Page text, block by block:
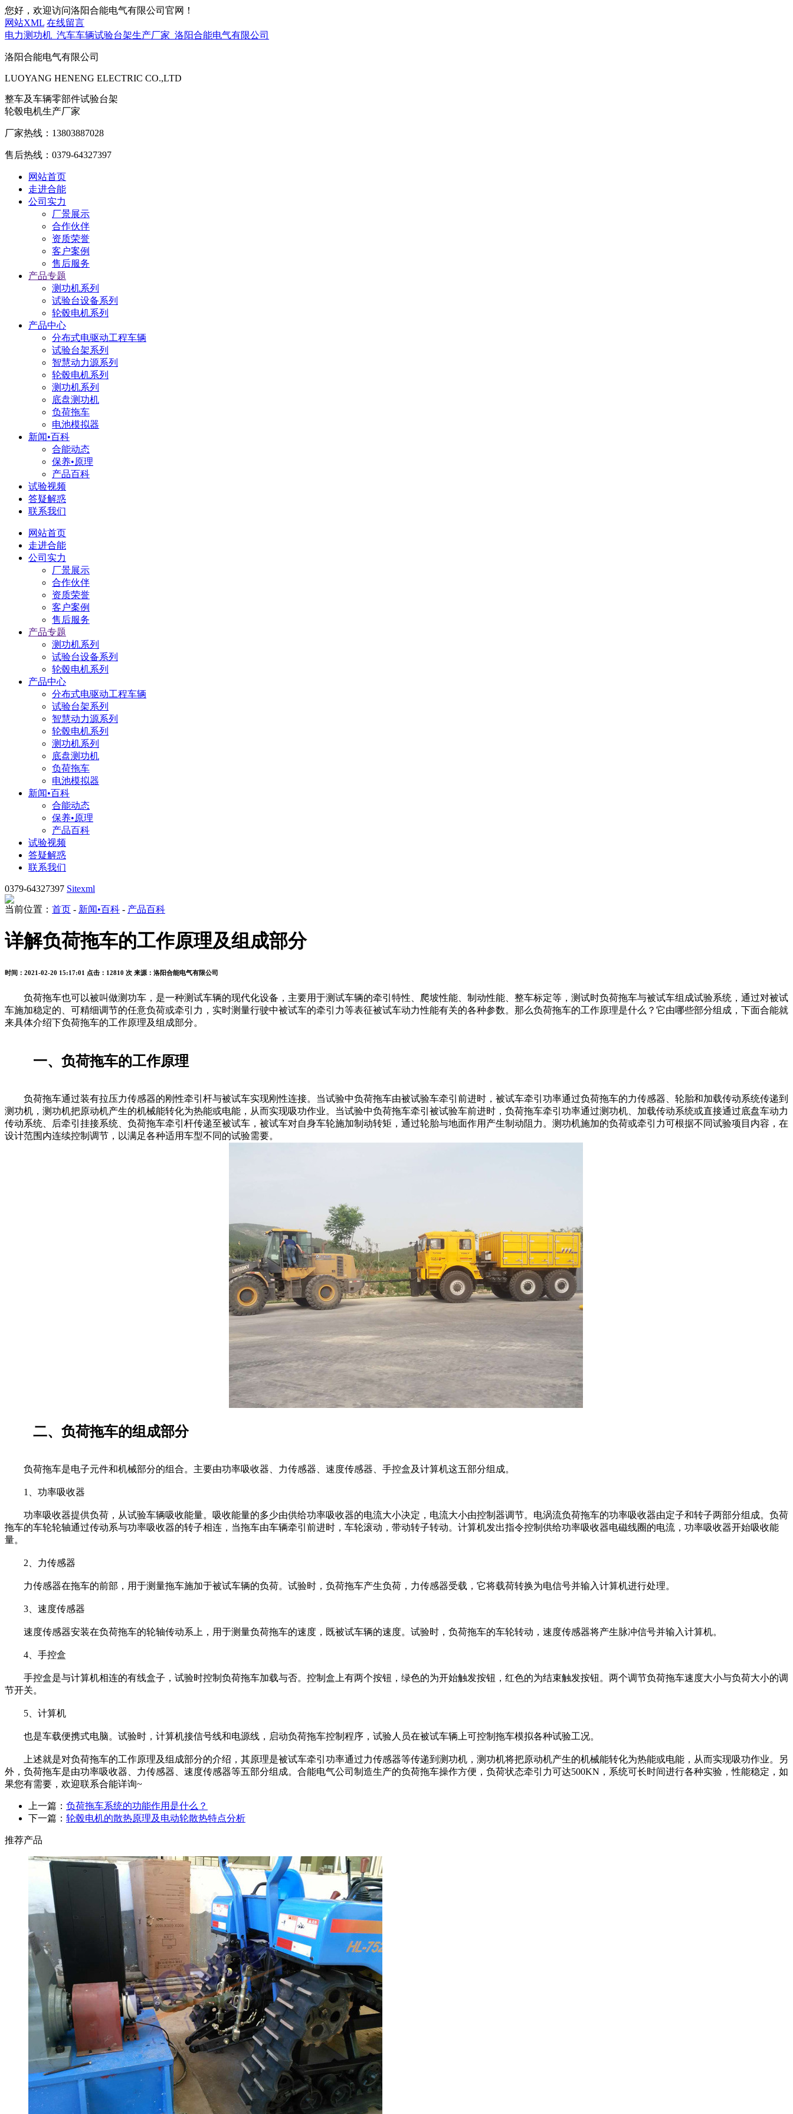
您好，欢迎访问洛阳合能电气有限公司官网！
网站XML 在线留言
电力测功机_汽车车辆试验台架生产厂家_洛阳合能电气有限公司
洛阳合能电气有限公司
LUOYANG HENENG ELECTRIC CO.,LTD
整车及车辆零部件试验台架
轮毂电机生产厂家
厂家热线： 13803887028
售后热线： 0379-64327397
网站首页
走进合能
公司实力
厂景展示
合作伙伴
资质荣誉
客户案例
售后服务
产品专题
测功机系列
试验台设备系列
轮毂电机系列
产品中心
分布式电驱动工程车辆
试验台架系列
智慧动力源系列
轮毂电机系列
测功机系列
底盘测功机
负荷拖车
电池模拟器
新闻•百科
合能动态
保养•原理
产品百科
试验视频
答疑解惑
联系我们
网站首页
走进合能
公司实力
厂景展示
合作伙伴
资质荣誉
客户案例
售后服务
产品专题
测功机系列
试验台设备系列
轮毂电机系列
产品中心
分布式电驱动工程车辆
试验台架系列
智慧动力源系列
轮毂电机系列
测功机系列
底盘测功机
负荷拖车
电池模拟器
新闻•百科
合能动态
保养•原理
产品百科
试验视频
答疑解惑
联系我们
0379-64327397 Sitexml
当前位置： 首页 - 新闻•百科 - 产品百科
详解负荷拖车的工作原理及组成部分
时间：2021-02-20 15:17:01 点击：12810 次 来源：洛阳合能电气有限公司
负荷拖车也可以被叫做测功车，是一种测试车辆的现代化设备，主要用于测试车辆的牵引特性、爬坡性能、制动性能、整车标定等，测试时负荷拖车与被试车组成试验系统，通过对被试
车施加稳定的、可精细调节的任意负荷或牵引力，实时测量行驶中被试车的牵引力等表征被试车动力性能有关的各种参数。那么负荷拖车的工作原理是什么？它由哪些部分组成，下面合能就
来具体介绍下负荷拖车的工作原理及组成部分。
一、负荷拖车的工作原理
负荷拖车通过装有拉压力传感器的刚性牵引杆与被试车实现刚性连接。当试验中负荷拖车由被试验车牵引前进时，被试车牵引功率通过负荷拖车的力传感器、轮胎和加载传动系统传递到
测功机，测功机把原动机产生的机械能转化为热能或电能，从而实现吸功作业。当试验中负荷拖车牵引被试验车前进时，负荷拖车牵引功率通过测功机、加载传动系统或直接通过底盘车动力
传动系统、后牵引挂接系统、负荷拖车牵引杆传递至被试车，被试车对自身车轮施加制动转矩，通过轮胎与地面作用产生制动阻力。测功机施加的负荷或牵引力可根据不同试验项目内容，在
设计范围内连续控制调节，以满足各种适用车型不同的试验需要。
二、负荷拖车的组成部分
负荷拖车是电子元件和机械部分的组合。主要由功率吸收器、力传感器、速度传感器、手控盒及计算机这五部分组成。
1、功率吸收器
功率吸收器提供负荷，从试验车辆吸收能量。吸收能量的多少由供给功率吸收器的电流大小决定，电流大小由控制器调节。电涡流负荷拖车的功率吸收器由定子和转子两部分组成。负荷
拖车的车轮轮轴通过传动系与功率吸收器的转子相连，当拖车由车辆牵引前进时，车轮滚动，带动转子转动。计算机发出指令控制供给功率吸收器电磁线圈的电流，功率吸收器开始吸收能
量。
2、力传感器
力传感器在拖车的前部，用于测量拖车施加于被试车辆的负荷。试验时，负荷拖车产生负荷，力传感器受载，它将载荷转换为电信号并输入计算机进行处理。
3、速度传感器
速度传感器安装在负荷拖车的轮轴传动系上，用于测量负荷拖车的速度，既被试车辆的速度。试验时，负荷拖车的车轮转动，速度传感器将产生脉冲信号并输入计算机。
4、手控盒
手控盒是与计算机相连的有线盒子，试验时控制负荷拖车加载与否。控制盒上有两个按钮，绿色的为开始触发按钮，红色的为结束触发按钮。两个调节负荷拖车速度大小与负荷大小的调
节开关。
5、计算机
也是车载便携式电脑。试验时，计算机接信号线和电源线，启动负荷拖车控制程序，试验人员在被试车辆上可控制拖车模拟各种试验工况。
上述就是对负荷拖车的工作原理及组成部分的介绍，其原理是被试车牵引功率通过力传感器等传递到测功机，测功机将把原动机产生的机械能转化为热能或电能，从而实现吸功作业。另
外，负荷拖车是由功率吸收器、力传感器、速度传感器等五部分组成。合能电气公司制造生产的负荷拖车操作方便，负荷状态牵引力可达500KN，系统可长时间进行各种实验，性能稳定，如
果您有需要，欢迎联系合能详询~
上一篇： 负荷拖车系统的功能作用是什么？
下一篇： 轮毂电机的散热原理及电动轮散热特点分析
推荐产品